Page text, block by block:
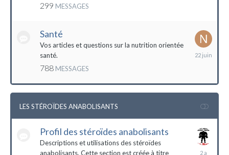
299 MESSAGES
Santé
Vos articles et questions sur la nutrition orientée
santé.
788 MESSAGES
22
LES STÉROÏDES ANABOLISANTS
Profil des stéroïdes anabolisants
Descriptions et utilisations des stéroïdes
anabolisants. Cette section est créée à titre
26